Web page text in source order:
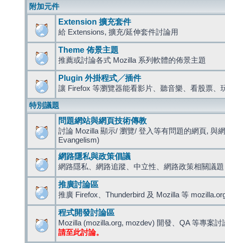
附加元件
Extension 擴充套件
給 Extensions, 擴充/延伸套件討論用
Theme 佈景主題
推薦或討論各式 Mozilla 系列軟體的佈景主題
Plugin 外掛程式╱插件
讓 Firefox 等瀏覽器能看影片、聽音樂、看股票、
特別議題
問題網站與網頁技術傳教
討論 Mozilla 顯示/ 瀏覽/ 登入等有問題的網頁, 與
Evangelism)
網路隱私與政策倡議
網路隱私、網路追蹤、中立性、網路政策相關議題
推廣討論區
推廣 Firefox、Thunderbird 及 Mozilla 等
程式開發討論區
Mozilla (mozilla.org, mozdev) 開發、QA 等專案討
請至此討論。